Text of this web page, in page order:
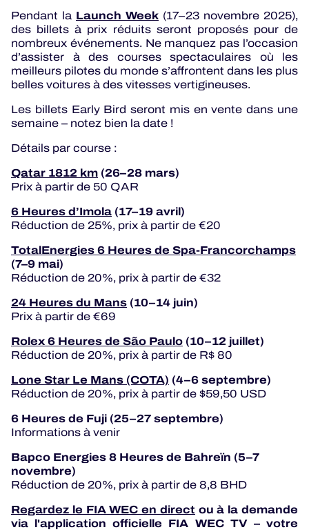
Pendant la Launch Week (17–23 novembre 2025),
des billets à prix réduits seront proposés pour de
nombreux événements. Ne manquez pas l’occasion
d’assister à des courses spectaculaires où les
meilleurs pilotes du monde s’affrontent dans les plus
belles voitures à des vitesses vertigineuses.
Les billets Early Bird seront mis en vente dans une
semaine – notez bien la date !
Détails par course :
Qatar 1812 km (26–28 mars)
Prix à partir de 50 QAR
6 Heures d’Imola (17–19 avril)
Réduction de 25%, prix à partir de €20
TotalEnergies 6 Heures de Spa-Francorchamps
(7–9 mai)
Réduction de 20%, prix à partir de €32
24 Heures du Mans (10–14 juin)
Prix à partir de €69
Rolex 6 Heures de São Paulo (10–12 juillet)
Réduction de 20%, prix à partir de R$ 80
Lone Star Le Mans (COTA) (4–6 septembre)
Réduction de 20%, prix à partir de $59,50 USD
6 Heures de Fuji (25–27 septembre)
Informations à venir
Bapco Energies 8 Heures de Bahreïn (5–7
novembre)
Réduction de 20%, prix à partir de 8,8 BHD
Regardez le FIA WEC en directou à la demande
via l'application officielle FIA WEC TV – votre